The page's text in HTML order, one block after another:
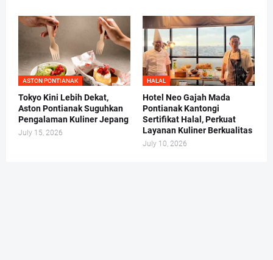
ASTON PONTIANAK
Tokyo Kini Lebih Dekat,
Aston Pontianak Suguhkan
Pengalaman Kuliner Jepang
July 15, 2026
HALAL
Hotel Neo Gajah Mada
Pontianak Kantongi
Sertifikat Halal, Perkuat
Layanan Kuliner Berkualitas
July 10, 2026